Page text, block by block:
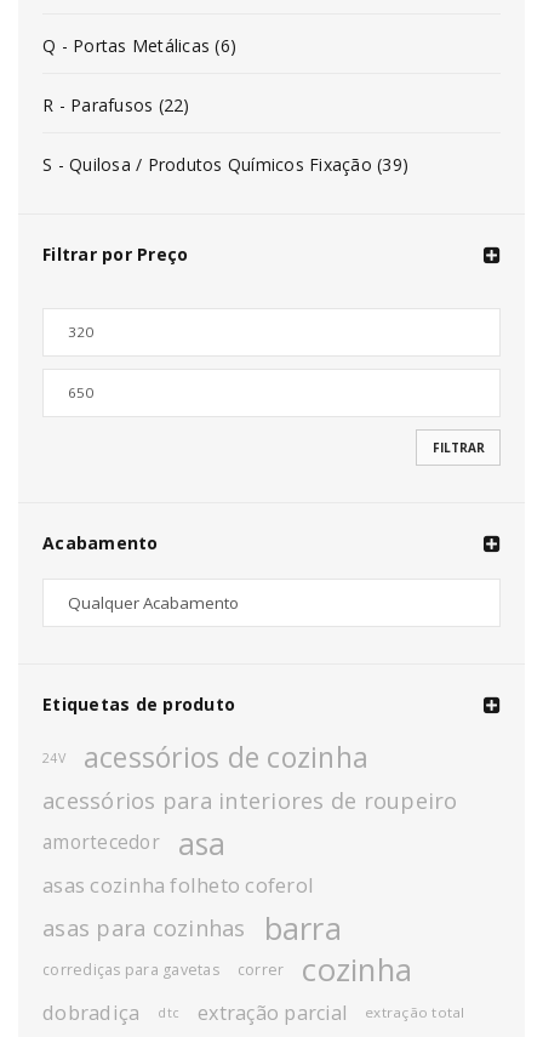
Q - Portas Metálicas (6)
R - Parafusos (22)
S - Quilosa / Produtos Químicos Fixação (39)
Filtrar por Preço
FILTRAR
Acabamento
Etiquetas de produto
24V acessórios de cozinha
acessórios para interiores de roupeiro
amortecedor asa
asas cozinha folheto coferol
asas para cozinhas barra
corrediças para gavetas correr cozinha
dobradiça dtc extração parcial extração total